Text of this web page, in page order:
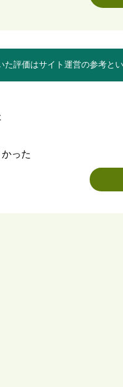
た評価はサイト運営の参考とい
った